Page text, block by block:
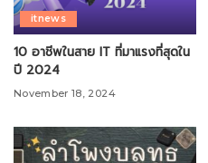
itnews
10 อาชีพในสาย IT ที่มาแรงที่สุดใน
ปี 2024
November 18, 2024